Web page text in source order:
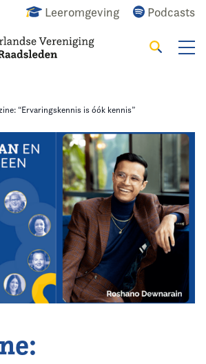
Leeromgeving Podcasts
Zoeken
“Ervaringskennis is óók kennis”